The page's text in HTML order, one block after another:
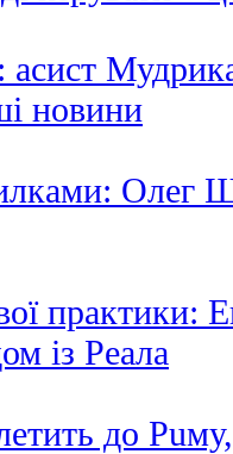
асист
новини
Олег
практики:
із Реала
до